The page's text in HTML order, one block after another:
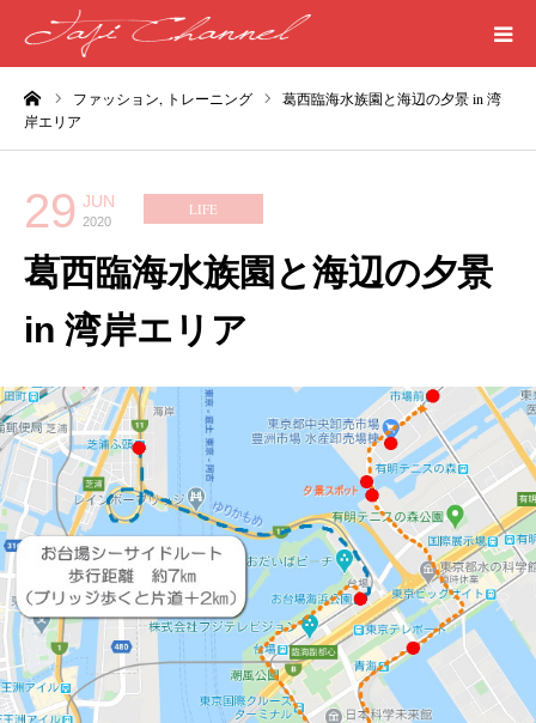
ファッション, トレーニング
葛西臨海水族園と海辺の夕景 in 湾
岸エリア
29 JUN
2020
LIFE
葛西臨海水族園と海辺の夕景
in 湾岸エリア
HOME
SEASIDE
WORDS
LIFE